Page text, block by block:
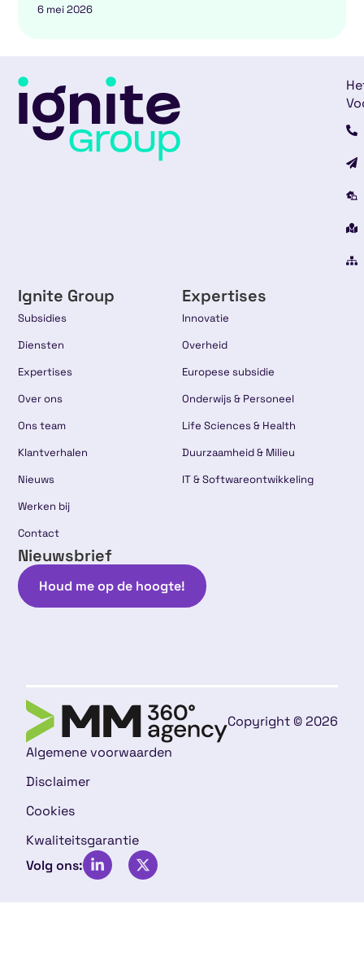
6 mei 2026
Ignite Group
Subsidies
Diensten
Expertises
Over ons
Ons team
Klantverhalen
Nieuws
Werken bij
Contact
Expertises
Innovatie
Overheid
Europese subsidie
Onderwijs & Personeel
Life Sciences & Health
Duurzaamheid & Milieu
IT & Softwareontwikkeling
Nieuwsbrief
Houd me op de hoogte!
Copyright © 2026
Algemene voorwaarden
Disclaimer
Cookies
Kwaliteitsgarantie
Volg ons: